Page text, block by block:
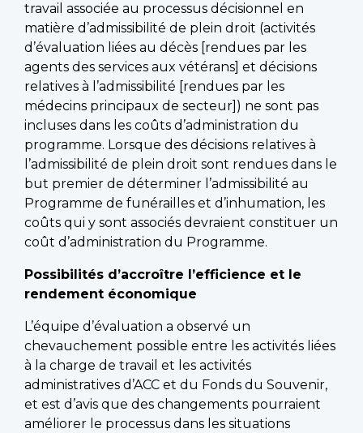
travail associée au processus décisionnel en
matière d’admissibilité de plein droit (activités
d’évaluation liées au décès [rendues par les
agents des services aux vétérans] et décisions
relatives à l’admissibilité [rendues par les
médecins principaux de secteur]) ne sont pas
incluses dans les coûts d’administration du
programme. Lorsque des décisions relatives à
l’admissibilité de plein droit sont rendues dans le
but premier de déterminer l’admissibilité au
Programme de funérailles et d’inhumation, les
coûts qui y sont associés devraient constituer un
coût d’administration du Programme.
Possibilités d’accroître l’efficience et le
rendement économique
L’équipe d’évaluation a observé un
chevauchement possible entre les activités liées
à la charge de travail et les activités
administratives d’ACC et du Fonds du Souvenir,
et est d’avis que des changements pourraient
améliorer le processus dans les situations